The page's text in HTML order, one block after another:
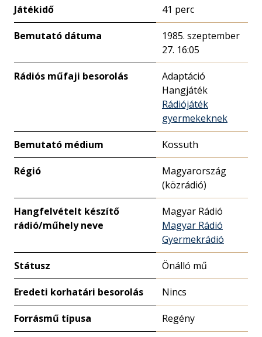
Játékidő 41 perc
Bemutató dátuma
1985. szeptember
27. 16:05
Rádiós műfaji besorolás
Adaptáció
Hangjáték
Rádiójáték
gyermekeknek
Bemutató médium Kossuth
Régió
Magyarország
(közrádió)
Hangfelvételt készítő
rádió/műhely neve
Magyar Rádió
Magyar Rádió
Gyermekrádió
Státusz Önálló mű
Eredeti korhatári besorolás Nincs
Forrásmű típusa Regény